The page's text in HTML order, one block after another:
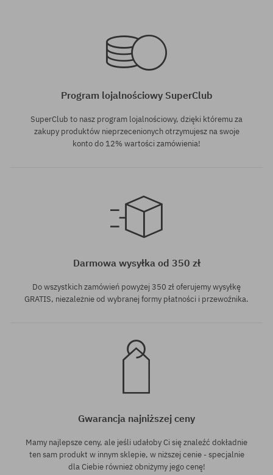
Program lojalnościowy SuperClub
SuperClub to nasz program lojalnościowy, dzięki któremu za
zakupy produktów nieprzecenionych otrzymujesz na swoje
konto do 12% wartości zamówienia!
Darmowa wysyłka od 350 zł
Do wszystkich zamówień powyżej 350 zł oferujemy wysyłkę
GRATIS, niezależnie od wybranej formy płatności i przewoźnika.
Gwarancja najniższej ceny
Mamy najlepsze ceny, ale jeśli udałoby Ci się znaleźć dokładnie
ten sam produkt w innym sklepie, w niższej cenie - specjalnie
dla Ciebie również obniżymy jego cenę!